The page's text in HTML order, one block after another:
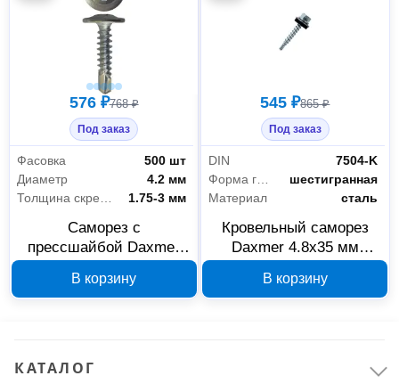
576 ₽768 ₽
Под заказ
Фасовка
500 шт
Диаметр
4.2 мм
1.75-3 мм
Саморез с
прессшайбой Daxmer
сверло 00-00468492
В корзину
545 ₽865 ₽
Под заказ
DIN
7504-K
Форма головки
шестигранная
Материал
сталь
Кровельный саморез
Daxmer 4.8х35 мм
09271
В корзину
КАТАЛОГ